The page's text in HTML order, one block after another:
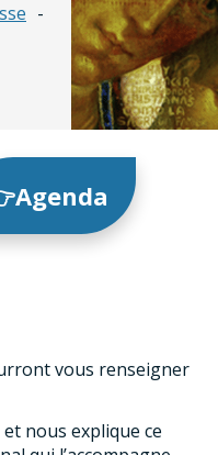
vous renseigner
nous explique ce